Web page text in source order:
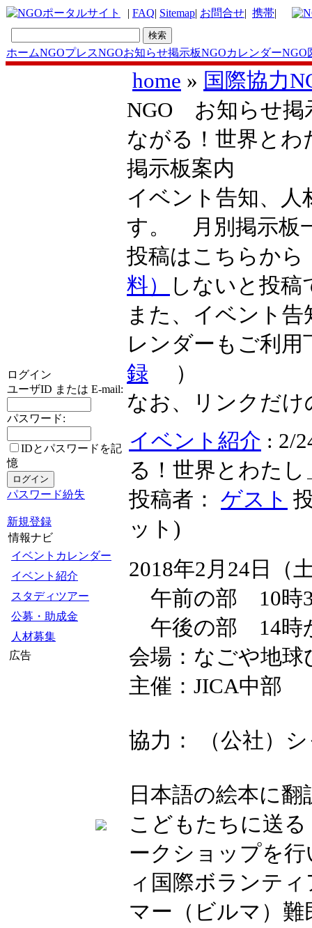
| FAQ| Sitemap| お問合せ| 携帯|
ホームNGOプレスNGOお知らせ掲示板NGOカレンダーNGO
ログイン
ユーザID または E-mail:
パスワード:
IDとパスワードを記
憶
パスワード紛失
新規登録
情報ナビ
イベントカレンダー
イベント紹介
スタディツアー
公募・助成金
人材募集
広告
home » 国際協力
NGO お知らせ掲
ながる！世界とわ
掲示板案内
イベント告知、人
す。 月別掲示
投稿はこちらか
料）
しないと投
また、イベント
レンダーもご利
録 ）
なお、リンクだ
イベント紹介 : 2/
る！世界とわたし
投稿者： ゲスト
ット )
2018年2月24日（
午前の部 10時
午後の部 14時
会場：なごや地球
主催：JICA中部
協力： （公社）
日本語の絵本に
こどもたちに送
ークショップを
ィ国際ボランテ
マー（ビルマ）